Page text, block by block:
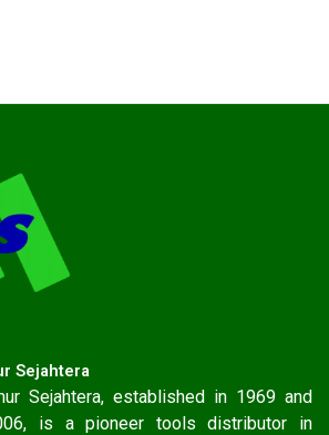
Sejahtera
Sejahtera, established in 1969 and
is a pioneer tools distributor in